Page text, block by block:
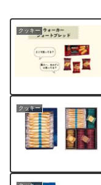
クッキー
クッキー